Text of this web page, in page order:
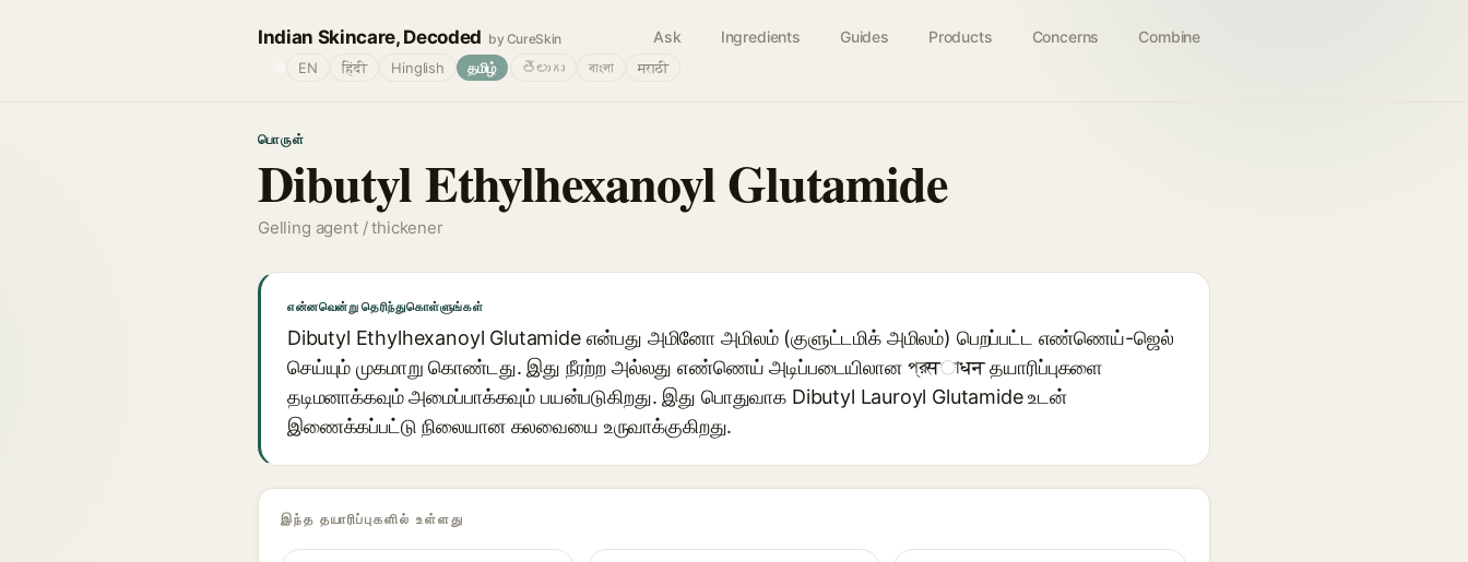
Indian Skincare, Decoded by CureSkin Ask Ingredients Guides Products Concerns Combine
EN हिंदी Hinglish தமிழ் తెలుగు বাংলা मराठी
பொருள்
Dibutyl Ethylhexanoyl Glutamide
Gelling agent / thickener
என்னவென்று தெரிந்துகொள்ளுங்கள்
Dibutyl Ethylhexanoyl Glutamide என்பது அமினோ அமிலம் (குளுட்டமிக் அமிலம்) பெறப்பட்ட எண்ணெய்-ஜெல்
செய்யும் முகமாறு கொண்டது. இது நீரற்ற அல்லது எண்ணெய் அடிப்படையிலான প্রसাधन தயாரிப்புகளை
தடிமனாக்கவும் அமைப்பாக்கவும் பயன்படுகிறது. இது பொதுவாக Dibutyl Lauroyl Glutamide உடன்
இணைக்கப்பட்டு நிலையான கலவையை உருவாக்குகிறது.
இந்த தயாரிப்புகளில் உள்ளது